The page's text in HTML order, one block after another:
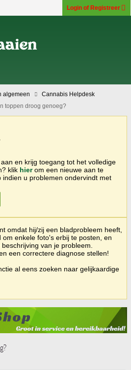
Login of Registreer
algemeen
Cannabis Helpdesk
toppen droog genoeg?
aan en krijg toegang tot het volledige
klik hierom een nieuwe aan te
indien u problemen ondervindt met
omdat hij/zij een bladprobleem heeft,
enkele foto's erbij te posten, en
van je probleem.
een correctere diagnose stellen!
al eens zoeken naar gelijkaardige